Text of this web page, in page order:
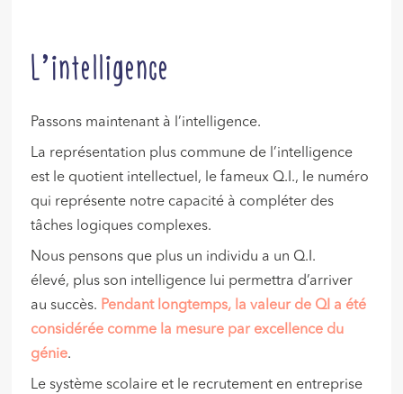
L’intelligence
Passons maintenant à l’intelligence.
La représentation plus commune de l’intelligence
est le quotient intellectuel, le fameux Q.I., le numéro
qui représente notre capacité à compléter des
tâches logiques complexes.
Nous pensons que plus un individu a un Q.I.
élevé, plus son intelligence lui permettra d’arriver
au succès. Pendant longtemps, la valeur de QI a été
considérée comme la mesure par excellence du
génie.
Le système scolaire et le recrutement en entreprise